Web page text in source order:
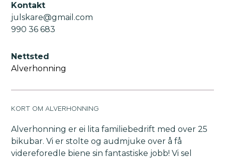
Kontakt
julskare@gmail.com
990 36 683
Nettsted
Alverhonning
KORT OM ALVERHONNING
Alverhonning er ei lita familiebedrift med over 25
bikubar. Vi er stolte og audmjuke over å få
videreforedle biene sin fantastiske jobb! Vi sel